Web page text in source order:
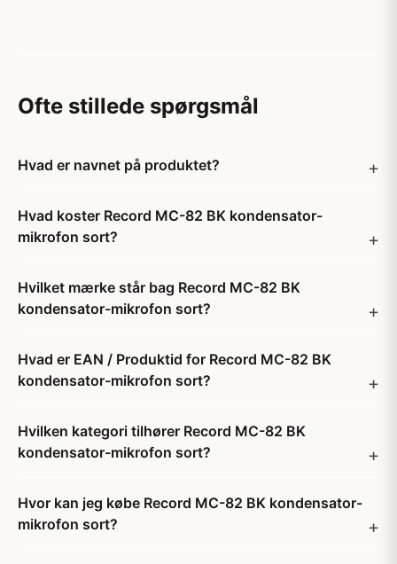
Ofte stillede spørgsmål
Hvad er navnet på produktet?
Hvad koster Record MC-82 BK kondensator-
mikrofon sort?
Hvilket mærke står bag Record MC-82 BK
kondensator-mikrofon sort?
Hvad er EAN / Produktid for Record MC-82 BK
kondensator-mikrofon sort?
Hvilken kategori tilhører Record MC-82 BK
kondensator-mikrofon sort?
Hvor kan jeg købe Record MC-82 BK kondensator-
mikrofon sort?